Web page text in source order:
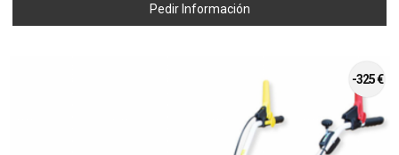
Pedir Información
-325 €